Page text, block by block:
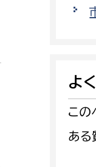
監
よ
この
ある